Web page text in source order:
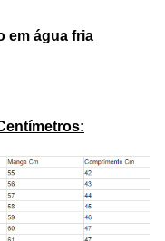
em água fria